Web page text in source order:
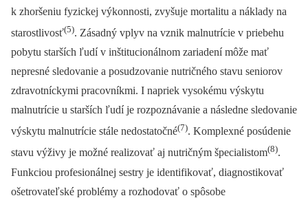
k zhoršeniu fyzickej výkonnosti, zvyšuje mortalitu a náklady na
starostlivosť(5). Zásadný vplyv na vznik malnutrície v priebehu
pobytu starších ľudí v inštitucionálnom zariadení môže mať
nepresné sledovanie a posudzovanie nutričného stavu seniorov
zdravotníckymi pracovníkmi. I napriek vysokému výskytu
malnutrície u starších ľudí je rozpoznávanie a následne sledovanie
výskytu malnutrície stále nedostatočné(7). Komplexné posúdenie
stavu výživy je možné realizovať aj nutričným špecialistom(8).
Funkciou profesionálnej sestry je identifikovať, diagnostikovať
ošetrovateľské problémy a rozhodovať o spôsobe